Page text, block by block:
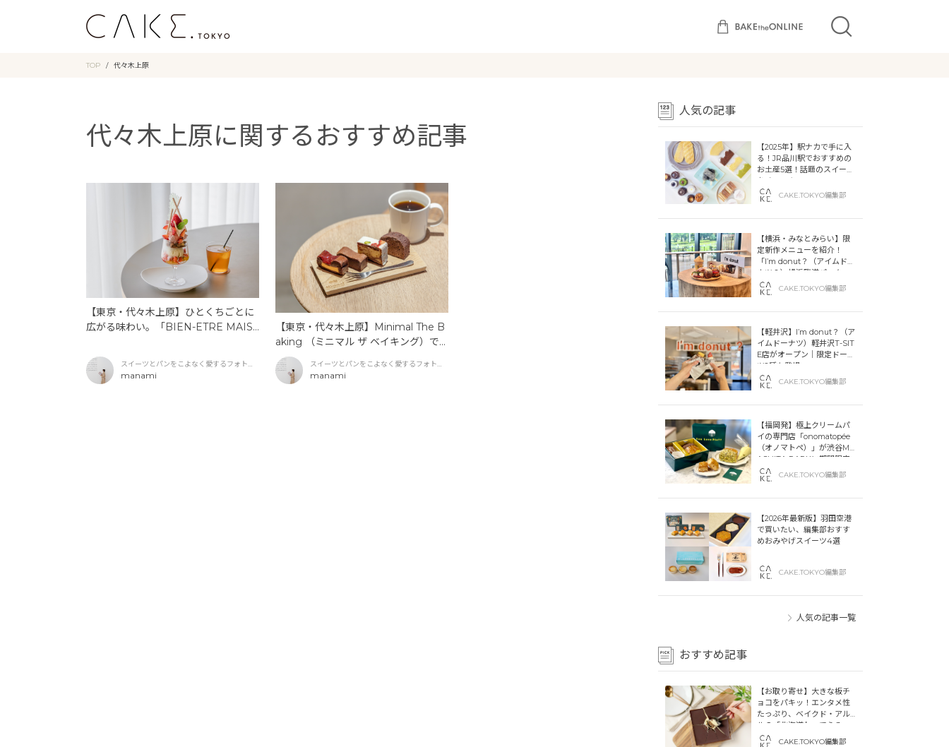
TOP 代々木上原
代々木上原に関するおすすめ記事
【東京・代々木上原】ひとくちごとに
広がる味わい。「BIEN-ETRE MAIS
節のパフェ
スイーツとパンをこよなく愛するフォトグ
ラファー
manami
【東京・代々木上原】Minimal The B
aking （ミニマル ザ ベイキング）で
味わう、ガトーショコラ食べ比べとペ
アリングの奥深さ
スイーツとパンをこよなく愛するフォトグ
ラファー
manami
人気の記事
【2025年】駅ナカで手に入
る！JR品川駅でおすすめの
お土産5選！話題のスイーツ
をチェック
CAKE.TOKYO編集部
【横浜・みなとみらい】限
定新作メニューを紹介！
「I’m donut？（アイムドー
ナツ？）横浜臨港パーク」
「dacō（ダコー）横浜臨港
パーク」横浜ティンバーワ
CAKE.TOKYO編集部
【軽井沢】I’m donut？（ア
イムドーナツ）軽井沢T-SIT
E店がオープン｜限定ドーナ
ツ2種も登場
CAKE.TOKYO編集部
【福岡発】極上クリームパ
イの専門店「onomatopée
（オノマトペ）」が渋谷MIY
ASHITA PARKに期間限定
オープン！CAKE.TOKYO編集部
【2026年最新版】羽田空港
で買いたい、編集部おすす
めおみやげスイーツ4選
CAKE.TOKYO編集部
人気の記事一覧
おすすめ記事
【お取り寄せ】大きな板チ
ョコをパキッ！エンタメ性
たっぷり、ベイクド・アル
ルの「北海道わってらみ
す」
CAKE.TOKYO編集部